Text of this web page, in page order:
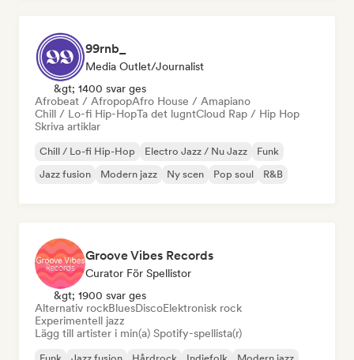
99rnb_
Media Outlet/Journalist
&gt; 1400 svar ges
Afrobeat / AfropopAfro House / Amapiano
Chill / Lo-fi Hip-HopTa det lugntCloud Rap / Hip Hop
Skriva artiklar
Chill / Lo-fi Hip-Hop Electro Jazz / Nu Jazz
Funk
Jazz fusion
Modern jazz Ny scen Pop soul R&B
Groove Vibes Records
Curator För Spellistor
&gt; 1900 svar ges
Alternativ rockBluesDiscoElektronisk rock
Experimentell jazz
Lägg till artister i min(a) Spotify-spellista(r)